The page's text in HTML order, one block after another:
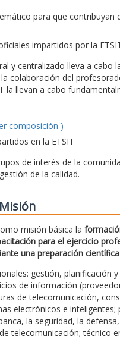
para que contribuyan
impartidos por la
y centralizado lleva a cabo
colaboración del
la llevan a cabo
composición )
en la ETSIT
de interés de la
de la calidad.
Misión
misión básica la
para el ejercicio
una preparación
gestión, planificación
de información
de telecomunicación,
electrónicos e inteligentes;
la seguridad, la
telecomunicación; técnico